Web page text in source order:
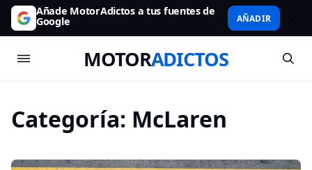
Añade MotorAdictos a tus fuentes de
Google AÑADIR
MOTORADICTOS
Categoría: McLaren